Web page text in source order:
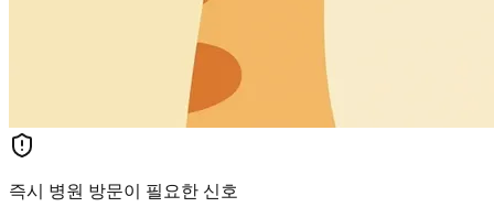
즉시 병원 방문이 필요한 신호